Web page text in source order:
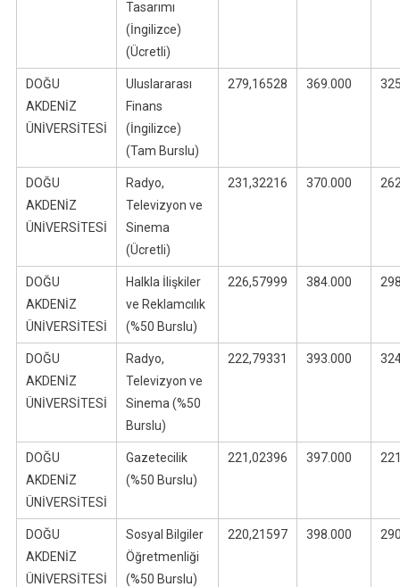
Tasarımı
(İngilizce)
(Ücretli)
DOĞU
AKDENİZ
ÜNİVERSİTESİ
Uluslararası
Finans
(İngilizce)
(Tam Burslu)
279,16528 369.000
DOĞU
AKDENİZ
ÜNİVERSİTESİ
Radyo,
Televizyon ve
Sinema
(Ücretli)
231,32216 370.000
DOĞU
AKDENİZ
ÜNİVERSİTESİ
Halkla İlişkiler
ve Reklamcılık
(%50 Burslu)
226,57999 384.000
DOĞU
AKDENİZ
ÜNİVERSİTESİ
Radyo,
Televizyon ve
Sinema (%50
Burslu)
222,79331 393.000
DOĞU
AKDENİZ
ÜNİVERSİTESİ
Gazetecilik
(%50 Burslu)
221,02396 397.000
DOĞU
AKDENİZ
ÜNİVERSİTESİ
Sosyal Bilgiler
Öğretmenliği
(%50 Burslu)
220,21597 398.000